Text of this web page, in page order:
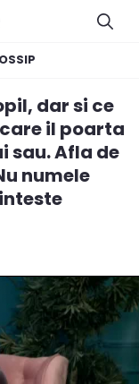
dar si ce
il poarta
sau. Afla de
numele